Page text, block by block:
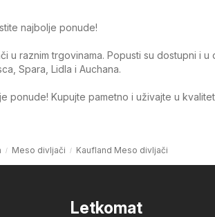
najbolje ponude!
u raznim trgovinama. Popusti su dostupni i u
Spara, Lidla i Auchana.
ponude! Kupujte pametno i uživajte u
Meso divljači Kaufland Meso divljači
Letkomat